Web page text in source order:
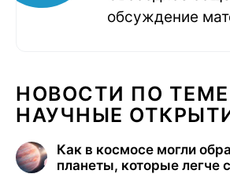
обсуждение
НОВОСТИ ПО
НАУЧНЫЕ
Как в космосе могли
планеты, которые легче